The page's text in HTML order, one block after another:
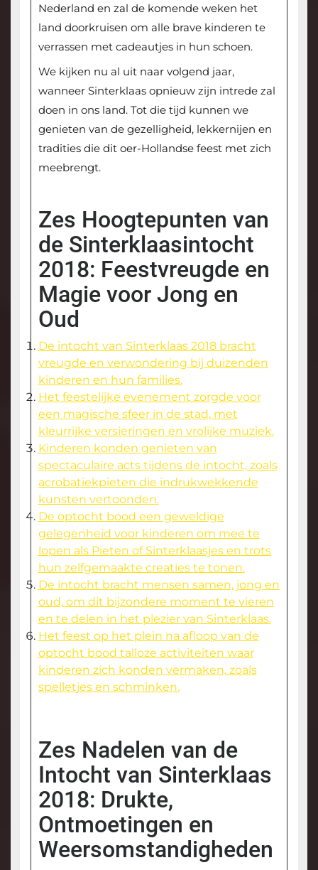
Nederland en zal de komende weken het
land doorkruisen om alle brave kinderen te
verrassen met cadeautjes in hun schoen.
We kijken nu al uit naar volgend jaar,
wanneer Sinterklaas opnieuw zijn intrede zal
doen in ons land. Tot die tijd kunnen we
genieten van de gezelligheid, lekkernijen en
tradities die dit oer-Hollandse feest met zich
meebrengt.
Zes Hoogtepunten van
de Sinterklaasintocht
2018: Feestvreugde en
Magie voor Jong en
Oud
De intocht van Sinterklaas 2018 bracht
vreugde en verwondering bij duizenden
kinderen en hun families.
Het feestelijke evenement zorgde voor
een magische sfeer in de stad, met
kleurrijke versieringen en vrolijke muziek.
Kinderen konden genieten van
spectaculaire acts tijdens de intocht, zoals
acrobatiekpieten die indrukwekkende
kunsten vertoonden.
De optocht bood een geweldige
gelegenheid voor kinderen om mee te
lopen als Pieten of Sinterklaasjes en trots
hun zelfgemaakte creaties te tonen.
De intocht bracht mensen samen, jong en
oud, om dit bijzondere moment te vieren
en te delen in het plezier van Sinterklaas.
Het feest op het plein na afloop van de
optocht bood talloze activiteiten waar
kinderen zich konden vermaken, zoals
spelletjes en schminken.
Zes Nadelen van de
Intocht van Sinterklaas
2018: Drukte,
Ontmoetingen en
Weersomstandigheden